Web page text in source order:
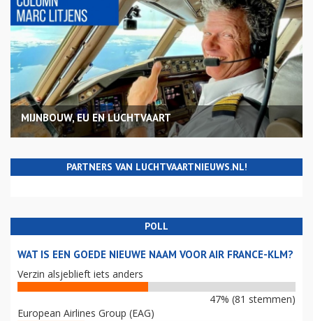
MIJNBOUW, EU EN LUCHTVAART
PARTNERS VAN LUCHTVAARTNIEUWS.NL!
POLL
WAT IS EEN GOEDE NIEUWE NAAM VOOR AIR FRANCE-KLM?
Verzin alsjeblieft iets anders
47% (81 stemmen)
European Airlines Group (EAG)